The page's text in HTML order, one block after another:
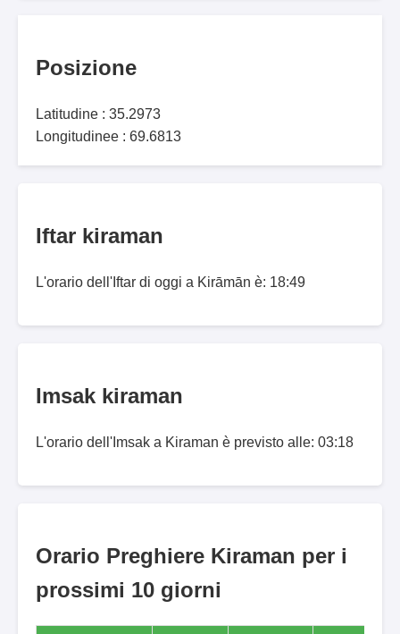
Posizione
Latitudine : 35.2973
Longitudinee : 69.6813
Iftar kiraman
L'orario dell'Iftar di oggi a Kirāmān è: 18:49
Imsak kiraman
L'orario dell'Imsak a Kiraman è previsto alle: 03:18
Orario Preghiere Kiraman per i
prossimi 10 giorni